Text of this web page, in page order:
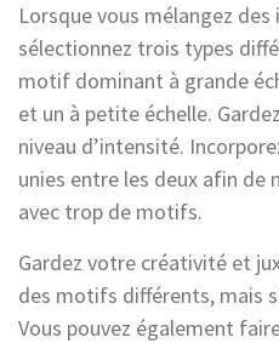
Lorsque vous mélangez
sélectionnez trois types
motif dominant à grande
et un à petite échelle.
niveau d’intensité.
unies entre les deux afin de
avec trop de motifs.
Gardez votre créativité et
des motifs différents, mais
Vous pouvez également